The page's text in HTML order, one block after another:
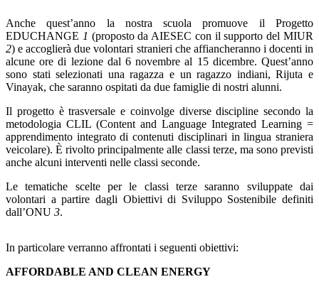
Anche quest’anno la nostra scuola promuove il Progetto
EDUCHANGE 1 (proposto da AIESEC con il supporto del MIUR
2) e accoglierà due volontari stranieri che affiancheranno i docenti in
alcune ore di lezione dal 6 novembre al 15 dicembre. Quest’anno
sono stati selezionati una ragazza e un ragazzo indiani, Rijuta e
Vinayak, che saranno ospitati da due famiglie di nostri alunni.
Il progetto è trasversale e coinvolge diverse discipline secondo la
metodologia CLIL (Content and Language Integrated Learning =
apprendimento integrato di contenuti disciplinari in lingua straniera
veicolare). È rivolto principalmente alle classi terze, ma sono previsti
anche alcuni interventi nelle classi seconde.
Le tematiche scelte per le classi terze saranno sviluppate dai
volontari a partire dagli Obiettivi di Sviluppo Sostenibile definiti
dall’ONU 3.
In particolare verranno affrontati i seguenti obiettivi:
AFFORDABLE AND CLEAN ENERGY